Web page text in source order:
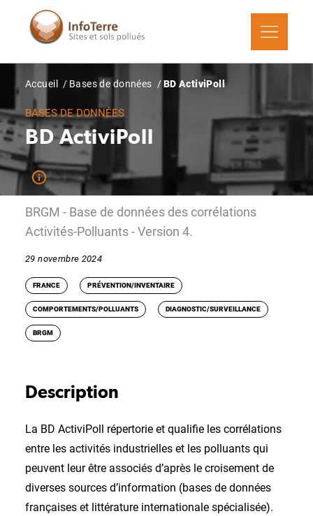
contenu
Fil
d'Ariane
Accueil Bases de données BD ActiviPoll
BASES DE DONNÉES
BD ActiviPoll
BRGM - Base de données des corrélations
Activités-Polluants - Version 4.
29 novembre 2024
FRANCE PRÉVENTION/INVENTAIRE
COMPORTEMENTS/POLLUANTS DIAGNOSTIC/SURVEILLANCE
BRGM
Description
La BD ActiviPoll répertorie et qualifie les corrélations
entre les activités industrielles et les polluants qui
peuvent leur être associés d’après le croisement de
diverses sources d’information (bases de données
françaises et littérature internationale spécialisée).